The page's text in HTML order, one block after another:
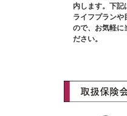
内します。下記
ライフプランや
ので、お気軽に
ださい。